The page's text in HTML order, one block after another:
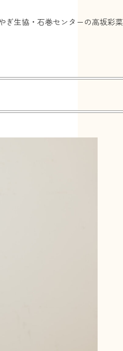
ぎ生協・石巻センターの高坂彩菜